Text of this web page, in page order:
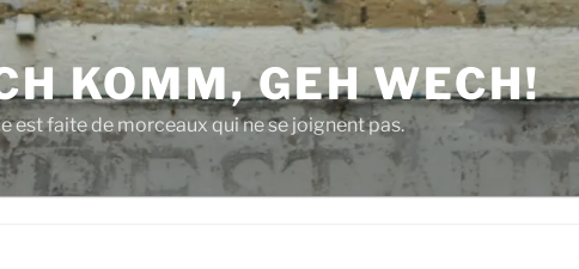
KOMM, GEH WECH!
est faite de morceaux qui ne se joignent pas.